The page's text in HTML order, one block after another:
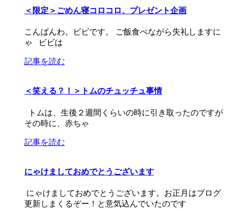
＜限定＞ごめん寝コロコロ、プレゼント企画
こんばんわ。ビビです。 ご飯食べながら失礼しますに
ゃ ビビは
記事を読む
＜笑える？！＞トムのチュッチュ事情
トムは、生後２週間くらいの時に引き取ったのですが
その時に、赤ちゃ
記事を読む
にゃけましておめでとうございます
にゃけましておめでとうございます。お正月はブログ
更新しまくるぞー！と意気込んでいたのです